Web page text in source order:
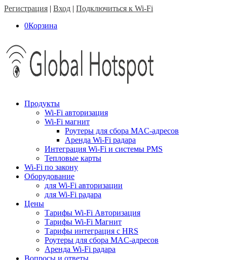
Регистрация | Вход | Подключиться к Wi-Fi
0Корзина
Продукты
Wi-Fi авторизация
Wi-Fi магнит
Роутеры для сбора MAC-адресов
Аренда Wi-Fi радара
Интеграция Wi-Fi и системы PMS
Тепловые карты
Wi-Fi по закону
Оборудование
для Wi-Fi авторизации
для Wi-Fi радара
Цены
Тарифы Wi-Fi Авторизация
Тарифы Wi-Fi Магнит
Тарифы интеграция с HRS
Роутеры для сбора MAC-адресов
Аренда Wi-Fi радара
Вопросы и ответы